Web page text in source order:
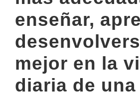
enseñar,
mejor en la
diaria de una